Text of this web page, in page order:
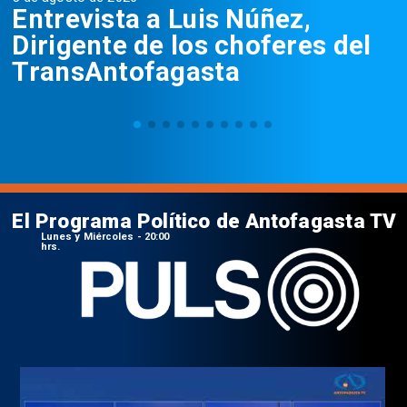
Entrevista a Luis Núñez,
Dirigente de los choferes del
TransAntofagasta
El Programa Político de Antofagasta TV
Lunes y Miércoles - 20:00
hrs.